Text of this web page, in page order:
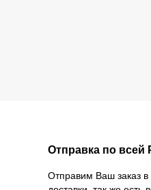
Отправка по всей
Отправим Ваш заказ